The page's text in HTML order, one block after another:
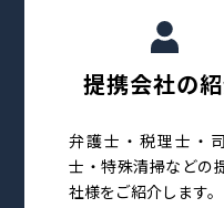
提携会社の
弁護士・税理士・
士・特殊清掃などの
社様をご紹介します。